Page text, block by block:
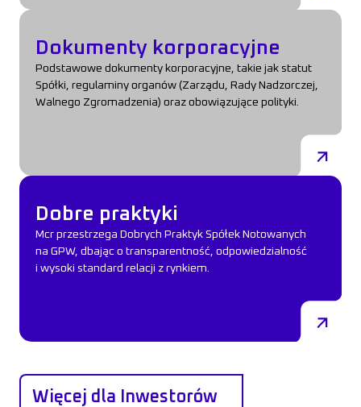
Dokumenty korporacyjne
Dokumenty korporacyjne
Podstawowe dokumenty korporacyjne, takie jak statut
Spółki, regulaminy organów (Zarządu, Rady Nadzorczej,
Walnego Zgromadzenia) oraz obowiązujące polityki.
Dobre praktyki
Dobre praktyki
Mcr przestrzega Dobrych Praktyk Spółek Notowanych
na GPW, dbając o transparentność, odpowiedzialność
i wysoki standard relacji z rynkiem.
Więcej dla Inwestorów